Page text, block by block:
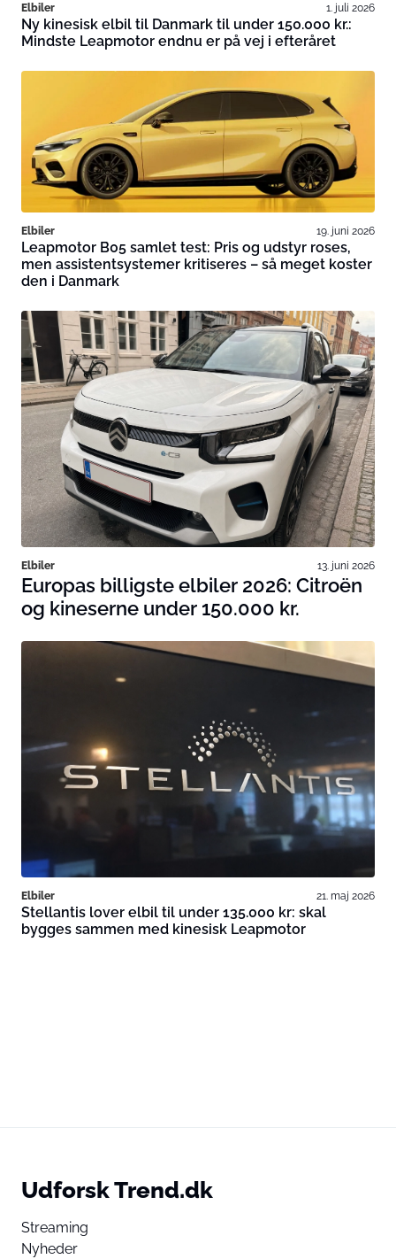
Elbiler 1. juli 2026
Ny kinesisk elbil til Danmark til under 150.000 kr.:
Mindste Leapmotor endnu er på vej i efteråret
Elbiler 19. juni 2026
Leapmotor B05 samlet test: Pris og udstyr roses,
men assistentsystemer kritiseres – så meget koster
den i Danmark
Elbiler 13. juni 2026
Europas billigste elbiler 2026: Citroën
og kineserne under 150.000 kr.
Elbiler 21. maj 2026
Stellantis lover elbil til under 135.000 kr: skal
bygges sammen med kinesisk Leapmotor
Udforsk Trend.dk
Streaming
Nyheder